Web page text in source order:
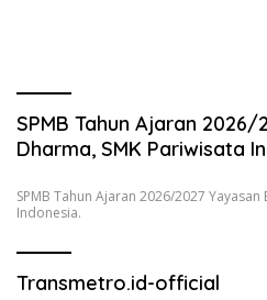
SPMB Tahun Ajaran 2026/
Dharma, SMK Pariwisata
SPMB Tahun Ajaran 2026/2027
Indonesia.
Transmetro.id-official